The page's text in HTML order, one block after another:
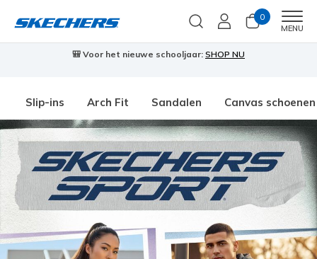
0
MENU
🎒 Voor het nieuwe schooljaar: SHOP NU
Slip-ins Arch Fit Sandalen Canvas schoenen